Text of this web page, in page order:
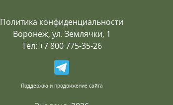
Политика конфиденциальности
Воронеж, ул. Землячки, 1
Тел: +7 800 775-35-26
Поддержка и продвижение сайта